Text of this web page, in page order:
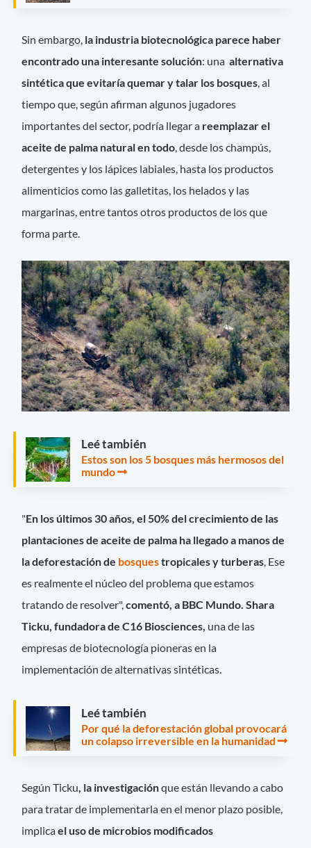
Sin embargo, la industria biotecnológica parece haber
encontrado una interesante solución: unaalternativa
sintética que evitaría quemar y talar los bosques, al
tiempo que, según afirman algunos jugadores
importantes del sector, podría llegar a reemplazar el
aceite de palma natural en todo, desde los champús,
detergentes y los lápices labiales, hasta los productos
alimenticios como las galletitas, los helados y las
margarinas, entre tantos otros productos de los que
forma parte.
Leé también
Estos son los 5 bosques más hermosos del
mundo
"En los últimos 30 años, el 50% del crecimiento de las
plantaciones de aceite de palma ha llegado a manos de
la deforestación de bosquestropicales y turberas, Ese
es realmente el núcleo del problema que estamos
tratando de resolver",comentó, a BBC Mundo. Shara
Ticku, fundadora de C16 Biosciences, una de las
empresas de biotecnología pioneras en la
implementación de alternativas sintéticas.
Leé también
Por qué la deforestación global provocará
un colapso irreversible en la humanidad
Según Ticku , la investigaciónque están llevando a cabo
para tratar de implementarla en el menor plazo posible,
implicael uso de microbios modificados